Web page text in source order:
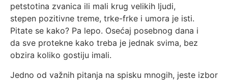
petstotina zvanica ili mali krug velikih ljudi,
stepen pozitivne treme, trke-frke i umora je isti.
Pitate se kako? Pa lepo. Osećaj posebnog dana i
da sve protekne kako treba je jednak svima, bez
obzira koliko gostiju imali.
Jedno od važnih pitanja na spisku mnogih, jeste izbor